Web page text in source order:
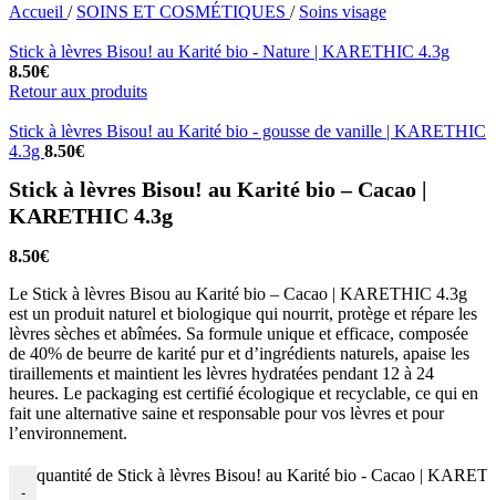
Accueil / SOINS ET COSMÉTIQUES / Soins visage
Stick à lèvres Bisou! au Karité bio - Nature | KARETHIC 4.3g
8.50€
Retour aux produits
Stick à lèvres Bisou! au Karité bio - gousse de vanille | KARETHIC
4.3g 8.50€
Stick à lèvres Bisou! au Karité bio – Cacao |
KARETHIC 4.3g
8.50€
Le Stick à lèvres Bisou au Karité bio – Cacao | KARETHIC 4.3g
est un produit naturel et biologique qui nourrit, protège et répare les
lèvres sèches et abîmées. Sa formule unique et efficace, composée
de 40% de beurre de karité pur et d’ingrédients naturels, apaise les
tiraillements et maintient les lèvres hydratées pendant 12 à 24
heures. Le packaging est certifié écologique et recyclable, ce qui en
fait une alternative saine et responsable pour vos lèvres et pour
l’environnement.
-
quantité de Stick à lèvres Bisou! au Karité bio - Cacao |